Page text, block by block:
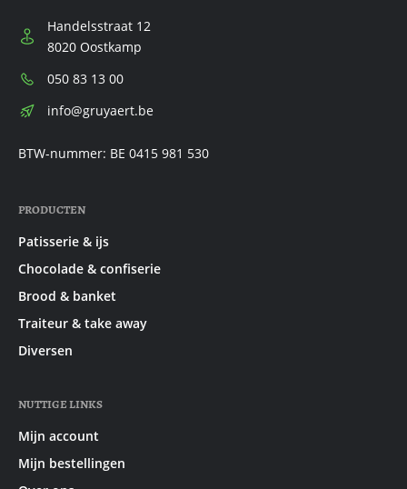
Handelsstraat 12
8020 Oostkamp
Telefoon:
050 83 13 00
E-
info@gruyaert.be
BTW-nummer: BE 0415 981 530
PRODUCTEN
Patisserie & ijs
Chocolade & confiserie
Brood & banket
Traiteur & take away
Diversen
NUTTIGE LINKS
Mijn account
Mijn bestellingen